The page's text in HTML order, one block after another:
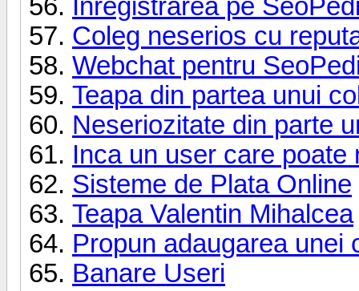
Înregistrarea pe
Coleg neserios cu
Webchat pentru
Teapa din partea unui
Neseriozitate din parte
Inca un user care
Sisteme de Plata Online
Teapa Valentin Mihalcea
Propun adaugarea unei
Banare Useri